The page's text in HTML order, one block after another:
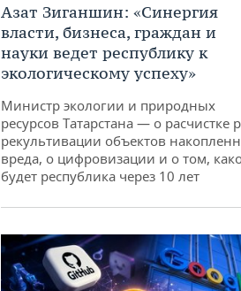
Азат Зиганшин: «Синергия
власти, бизнеса, граждан и
науки ведет республику к
экологическому успеху»
Министр экологии и природных
ресурсов Татарстана — о расчистке
рекультивации объектов
вреда, о цифровизации и о том,
будет республика через 10 лет